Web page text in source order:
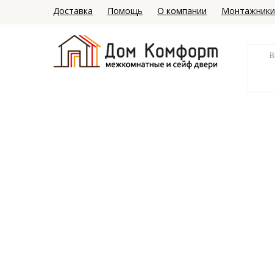
Доставка Помощь О компании Монтажники